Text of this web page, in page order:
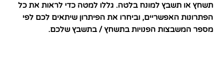
תשחץ או תשבץ למונח בלטה. גללו למטה כדי לראות את כל
הפתרונות האפשריים, וביחרו את הפיתרון שיתאים לכם לפי
מספר המשבצות הפנויות בתשחץ / בתשבץ שלכם.